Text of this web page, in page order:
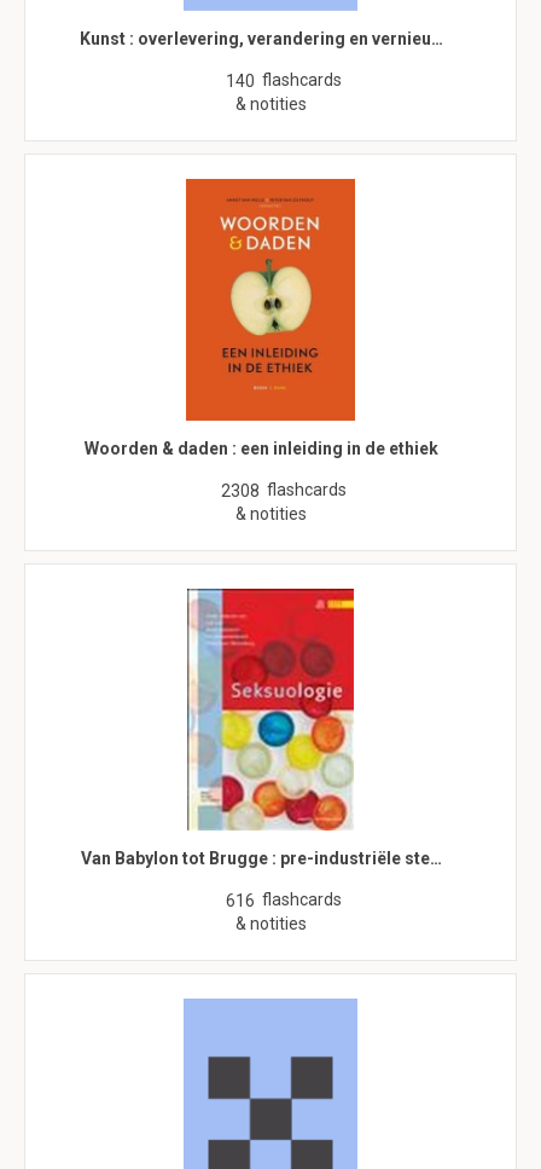
Kunst : overlevering, verandering en vernieu…
140 flashcards
& notities
Woorden & daden : een inleiding in de ethiek
2308 flashcards
& notities
Van Babylon tot Brugge : pre-industriële ste…
616 flashcards
& notities